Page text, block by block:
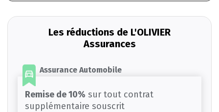
Les réductions de L'OLIVIER
Assurances
Assurance Automobile
Remise de 10% sur tout contrat
supplémentaire souscrit